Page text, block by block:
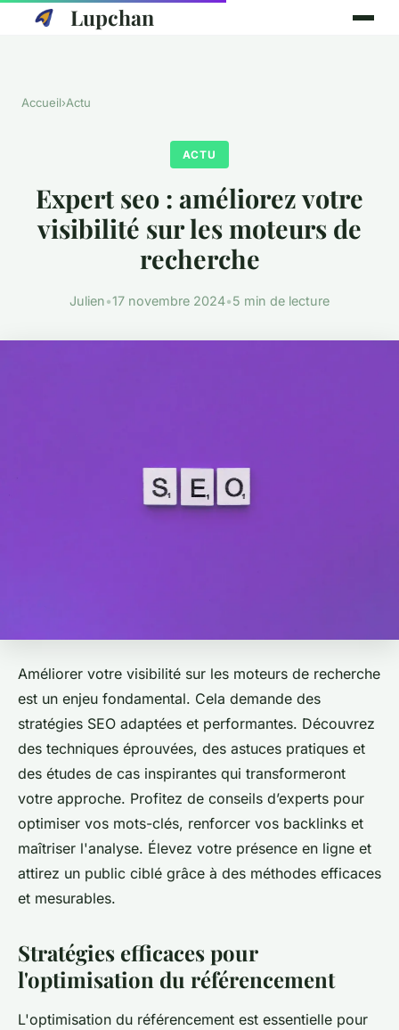
Lupchan
Accueil›Actu
ACTU
Expert seo : améliorez votre
visibilité sur les moteurs de
recherche
Julien•17 novembre 2024•5 min de lecture
Améliorer votre visibilité sur les moteurs de recherche
est un enjeu fondamental. Cela demande des
stratégies SEO adaptées et performantes. Découvrez
des techniques éprouvées, des astuces pratiques et
des études de cas inspirantes qui transformeront
votre approche. Profitez de conseils d’experts pour
optimiser vos mots-clés, renforcer vos backlinks et
maîtriser l'analyse. Élevez votre présence en ligne et
attirez un public ciblé grâce à des méthodes efficaces
et mesurables.
Stratégies efficaces pour
l'optimisation du référencement
L'optimisation du référencement est essentielle pour